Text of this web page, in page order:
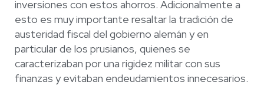
inversiones con estos ahorros. Adicionalmente a
esto es muy importante resaltar la tradición de
austeridad fiscal del gobierno alemán y en
particular de los prusianos, quienes se
caracterizaban por una rigidez militar con sus
finanzas y evitaban endeudamientos innecesarios.